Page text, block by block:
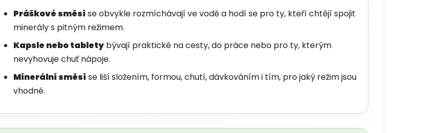
Práškové směsi se obvykle rozmíchávají ve vodě a hodí se pro ty, kteří chtějí spojit
minerály s pitným režimem.
Kapsle nebo tablety bývají praktické na cesty, do práce nebo pro ty, kterým
nevyhovuje chuť nápoje.
Minerální směsi se liší složením, formou, chutí, dávkováním i tím, pro jaký režim jsou
vhodné.